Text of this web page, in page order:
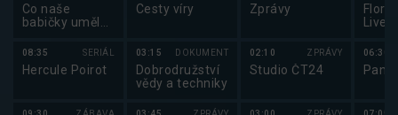
Co naše
babičky uměly
jsme
zapomněli
08:35 SERIÁL
Hercule Poirot
Cesty víry
03:15 DOKUMENT
Dobrodružství
vědy a techniky
Zprávy
02:10 ZPRÁVY
Studio ČT24
06:30